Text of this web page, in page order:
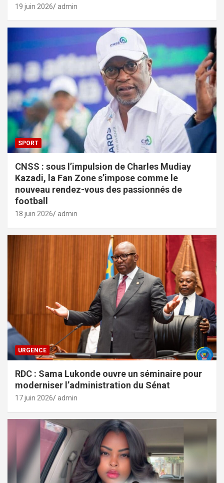
19 juin 2026 admin
SPORT
CNSS : sous l’impulsion de Charles Mudiay
Kazadi, la Fan Zone s’impose comme le
nouveau rendez-vous des passionnés de
football
18 juin 2026 admin
URGENCE
RDC : Sama Lukonde ouvre un séminaire pour
moderniser l’administration du Sénat
17 juin 2026 admin